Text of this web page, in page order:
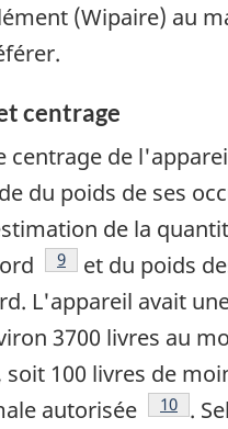
(Wipaire) au
centrage
centrage de
du poids de ses
de la
Note de bas de page
9
et du poids
L'appareil avait
3700 livres au
100 livres de
autorisée
Note de
10 .